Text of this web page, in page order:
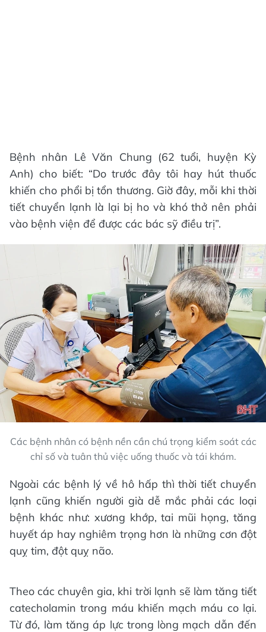
Bệnh nhân Lê Văn Chung (62 tuổi, huyện Kỳ
Anh) cho biết: “Do trước đây tôi hay hút thuốc
khiến cho phổi bị tổn thương. Giờ đây, mỗi khi thời
tiết chuyển lạnh là lại bị ho và khó thở nên phải
vào bệnh viện để được các bác sỹ điều trị”.
Các bệnh nhân có bệnh nền cần chú trọng kiểm soát các
chỉ số và tuân thủ việc uống thuốc và tái khám.
Ngoài các bệnh lý về hô hấp thì thời tiết chuyển
lạnh cũng khiến người già dễ mắc phải các loại
bệnh khác như: xương khớp, tai mũi họng, tăng
huyết áp hay nghiêm trọng hơn là những cơn đột
quỵ tim, đột quỵ não.
Theo các chuyên gia, khi trời lạnh sẽ làm tăng tiết
catecholamin trong máu khiến mạch máu co lại.
Từ đó, làm tăng áp lực trong lòng mạch dẫn đến